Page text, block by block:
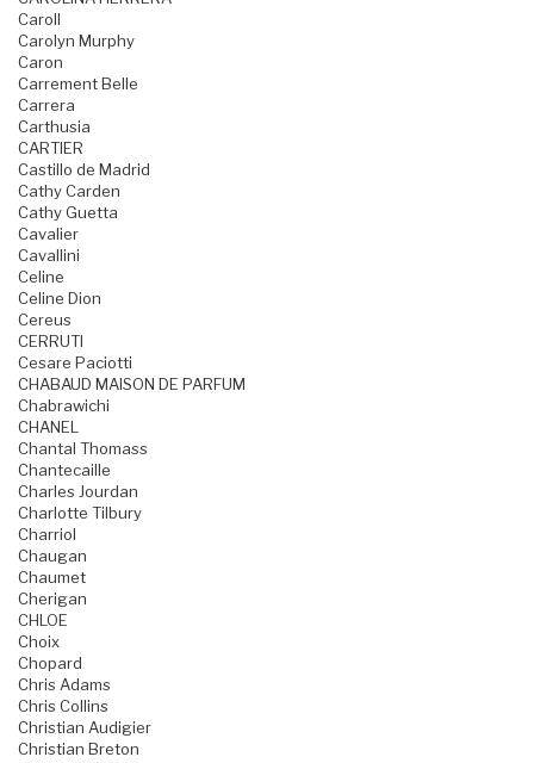
Caroll
Carolyn Murphy
Caron
Carrement Belle
Carrera
Carthusia
CARTIER
Castillo de Madrid
Cathy Carden
Cathy Guetta
Cavalier
Cavallini
Celine
Celine Dion
Cereus
CERRUTI
Cesare Paciotti
CHABAUD MAISON DE PARFUM
Chabrawichi
CHANEL
Chantal Thomass
Chantecaille
Charles Jourdan
Charlotte Tilbury
Charriol
Chaugan
Chaumet
Cherigan
CHLOE
Choix
Chopard
Chris Adams
Chris Collins
Christian Audigier
Christian Breton